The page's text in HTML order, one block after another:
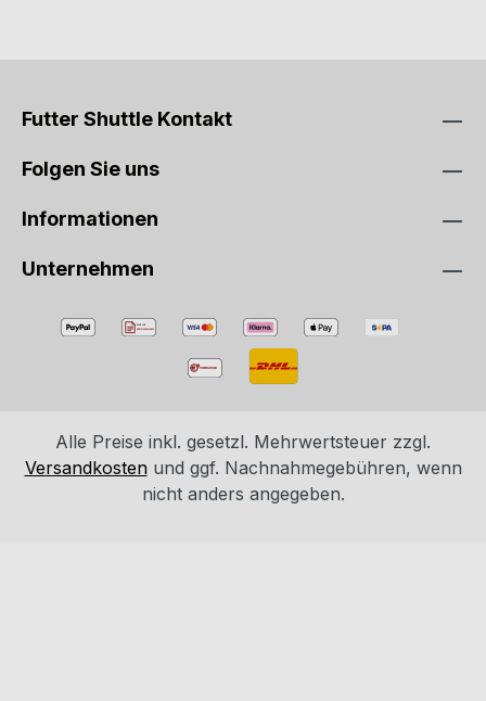
Futter Shuttle Kontakt
Folgen Sie uns
Informationen
Unternehmen
Alle Preise inkl. gesetzl. Mehrwertsteuer zzgl.
Versandkostenund ggf. Nachnahmegebühren, wenn
nicht anders angegeben.